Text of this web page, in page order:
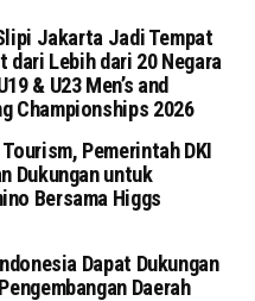
Jakarta Jadi Tempat
dari Lebih dari 20 Negara
& U23 Men’s and
Championships 2026
Pemerintah DKI
Dukungan untuk
Bersama Higgs
Dapat Dukungan
Daerah